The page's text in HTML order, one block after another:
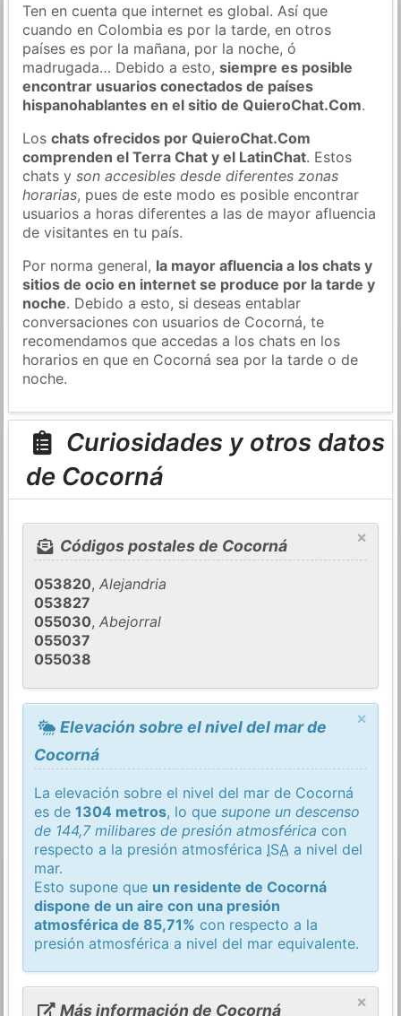
Ten en cuenta que internet es global. Así que
cuando en Colombia es por la tarde, en otros
países es por la mañana, por la noche, ó
madrugada… Debido a esto,siempre es posible
encontrar usuarios conectados de países
hispanohablantes en el sitio de QuieroChat.Com.
Loschats ofrecidos por QuieroChat.Com
comprenden el Terra Chat y el LatinChat. Estos
chats yson accesibles desde diferentes zonas
horarias, pues de este modo es posible encontrar
usuarios a horas diferentes a las de mayor afluencia
de visitantes en tu país.
Por norma general, la mayor afluencia a los chats y
sitios de ocio en internet se produce por la tarde y
noche. Debido a esto, si deseas entablar
conversaciones con usuarios de Cocorná, te
recomendamos que accedas a los chats en los
horarios en que en Cocorná sea por la tarde o de
noche.
Curiosidades y otros datos
de Cocorná
×
Códigos postales de Cocorná
053820,Alejandria
053827
055030,Abejorral
055037
055038
×
Elevación sobre el nivel del mar de
Cocorná
La elevación sobre el nivel del mar de Cocorná
es de1304 metros, lo quesupone un descenso
de 144,7 milibares de presión atmosférica con
respecto a la presión atmosférica ISA a nivel del
mar.
Esto supone que un residente de Cocorná
dispone de un aire con una presión
atmosférica de 85,71% con respecto a la
presión atmosférica a nivel del mar equivalente.
×
Más información de Cocorná